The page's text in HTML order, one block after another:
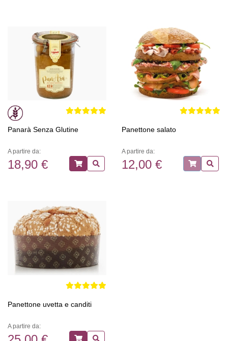
Panarà Senza Glutine
A partire da:
18,90 €
Panettone salato
A partire da:
12,00 €
Panettone uvetta e canditi
A partire da: